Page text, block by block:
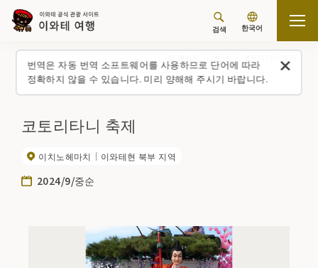
번역은 자동 번역 소프트웨어를 사용하므로 단어에 따라
정확하지 않을 수 있습니다. 미리 양해해 주시기 바랍니다.
검색 한국어
코토리타니 축제
이치노헤마치 이와테현 북부 지역
2024/9/중순